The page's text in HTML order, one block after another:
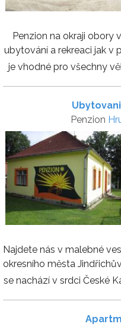
Penzion na okraji obory
ubytování a rekreaci jak v
je vhodné pro všechny
Penzion
Najdete nás v malebné
okresního města
se nachází v srdci České